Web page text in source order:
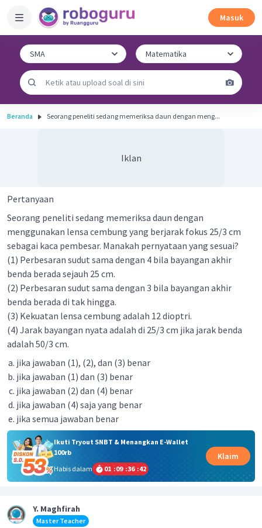
Masuk
Beranda Seorang peneliti sedang memeriksa daun dengan meng...
Iklan
Pertanyaan
Seorang peneliti sedang memeriksa daun dengan
menggunakan lensa cembung yang berjarak fokus 25/3 cm
sebagai kaca pembesar. Manakah pernyataan yang sesuai?
(1) Perbesaran sudut sama dengan 4 bila bayangan akhir
benda berada sejauh 25 cm.
(2) Perbesaran sudut sama dengan 3 bila bayangan akhir
benda berada di tak hingga.
(3) Kekuatan lensa cembung adalah 12 dioptri.
(4) Jarak bayangan nyata adalah di 25/3 cm jika jarak benda
adalah 50/3 cm.
jika jawaban (1), (2), dan (3) benar
jika jawaban (1) dan (3) benar
jika jawaban (2) dan (4) benar
jika jawaban (4) saja yang benar
jika semua jawaban benar
Ikuti Tryout SNBT & Menangkan E-Wallet
100rb
Habis dalam
01 :09 :36 :41
Klaim
Y. Maghfirah
Master Teacher